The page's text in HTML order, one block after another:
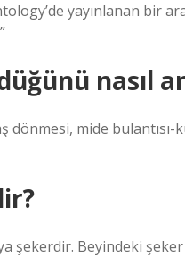
yayınlanan bir
nasıl
dönmesi, mide
şekerdir. Beyindeki